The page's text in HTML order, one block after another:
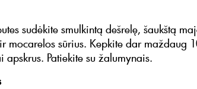
sudėkite smulkintą dešrelę, šaukštą
mocarelos sūrius. Kepkite dar maždaug
Patiekite su žalumynais.